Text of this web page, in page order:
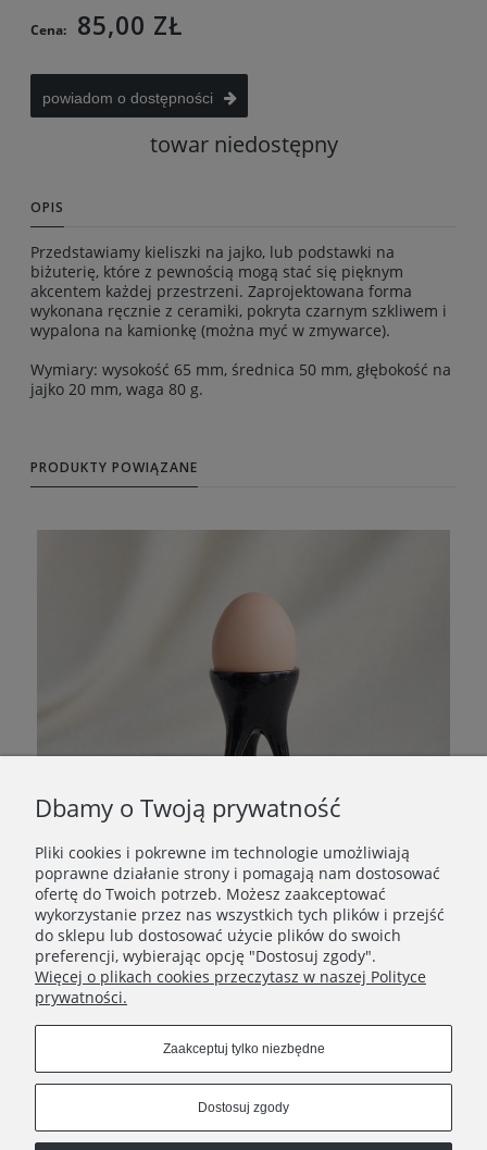
Cena: 85,00 ZŁ
powiadom o dostępności
towar niedostępny
OPIS
Przedstawiamy kieliszki na jajko, lub podstawki na
biżuterię, które z pewnością mogą stać się pięknym
akcentem każdej przestrzeni. Zaprojektowana forma
wykonana ręcznie z ceramiki, pokryta czarnym szkliwem i
wypalona na kamionkę (można myć w zmywarce).
Wymiary: wysokość 65 mm, średnica 50 mm, głębokość na
jajko 20 mm, waga 80 g.
PRODUKTY POWIĄZANE
Kieliszek na jajko - czarny
85,00 zł
Powiadom o dostępności
Dbamy o Twoją prywatność
Pliki cookies i pokrewne im technologie umożliwiają
poprawne działanie strony i pomagają nam dostosować
ofertę do Twoich potrzeb. Możesz zaakceptować
wykorzystanie przez nas wszystkich tych plików i przejść
do sklepu lub dostosować użycie plików do swoich
preferencji, wybierając opcję "Dostosuj zgody".
Więcej o plikach cookies przeczytasz w naszej Polityce
prywatności.
Zaakceptuj tylko niezbędne
Dostosuj zgody